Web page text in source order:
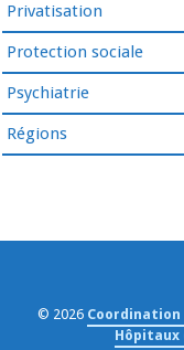
Privatisation
Protection sociale
Psychiatrie
Régions
© 2026 Coordination